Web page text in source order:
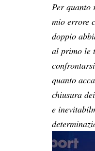
Per quanto
mio errore
doppio
al primo le
quanto
chiusura
e